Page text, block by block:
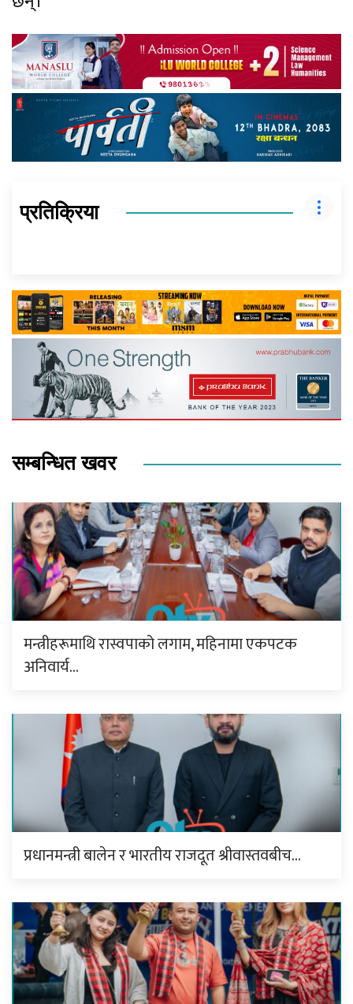
प्रतिक्रिया
सम्बन्धित खवर
मन्त्रीहरूमाथि रास्वपाको लगाम, महिनामा एकपटक
अनिवार्य…
प्रधानमन्त्री बालेन र भारतीय राजदूत श्रीवास्तवबीच…